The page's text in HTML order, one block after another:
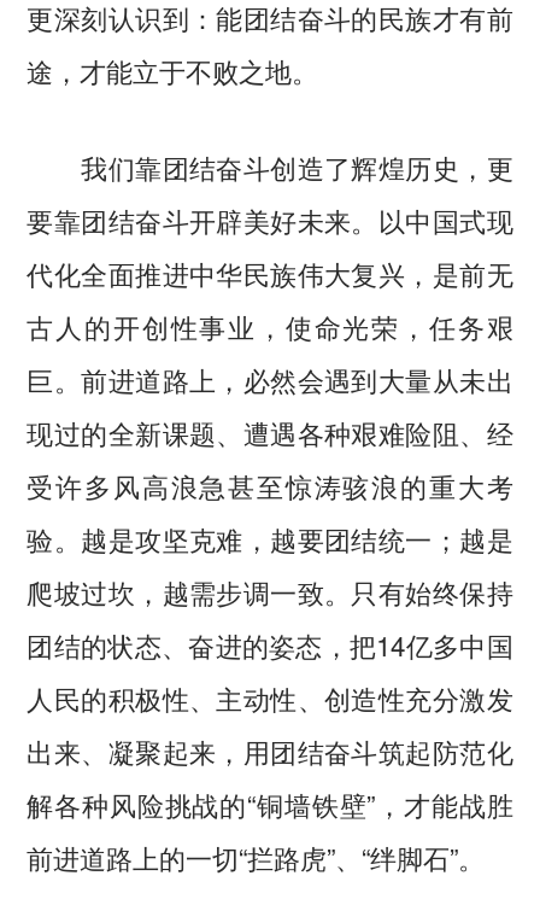
更深刻认识到：能团结奋斗的民族才有前
途，才能立于不败之地。
我们靠团结奋斗创造了辉煌历史，更
要靠团结奋斗开辟美好未来。以中国式现
代化全面推进中华民族伟大复兴，是前无
古人的开创性事业，使命光荣，任务艰
巨。前进道路上，必然会遇到大量从未出
现过的全新课题、遭遇各种艰难险阻、经
受许多风高浪急甚至惊涛骇浪的重大考
验。越是攻坚克难，越要团结统一；越是
爬坡过坎，越需步调一致。只有始终保持
团结的状态、奋进的姿态，把14亿多中国
人民的积极性、主动性、创造性充分激发
出来、凝聚起来，用团结奋斗筑起防范化
解各种风险挑战的“铜墙铁壁”，才能战胜
前进道路上的一切“拦路虎”、“绊脚石”。